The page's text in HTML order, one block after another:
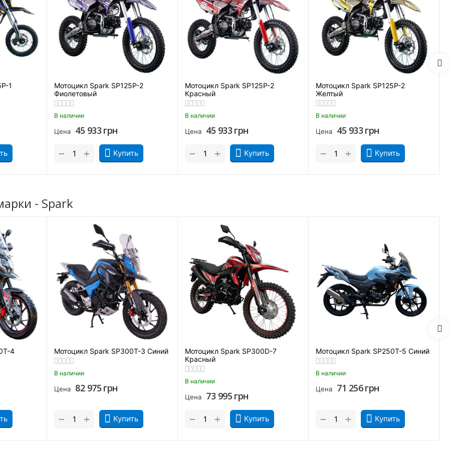
и ходовые качества байка
повседневным транспортом. Все дело в его подвеске, которая обеспечивает ему невероятную маневренность.
обеспечивает постоянное сцепление с дорогой, повышает точность управления. Благодаря этому двухколесник
Базовый набор поставки
его отличной комплектации. В стандартный набор поставки аппарата входит:
1
Мотоцикл Spark SP125P-2
Фиолетовый
В наличии
Цена 45 933 грн
Купить
+
−
Мотоцикл Spark SP125P-2
Красный
В наличии
Цена 45 933 грн
Купить
+
−
Мотоцикл Spark SP125P-2
Желтый
В наличии
Цена 45 933 грн
Купить
+
−
- Spark
4
Мотоцикл Spark SP300T-3 Синий
В наличии
Цена 82 975 грн
Купить
+
−
Мотоцикл Spark SP300D-7
Красный
В наличии
Цена 73 995 грн
Купить
+
−
Мотоцикл Spark SP250T-5 Синий
В наличии
Цена 71 256грн
Купить
+
−